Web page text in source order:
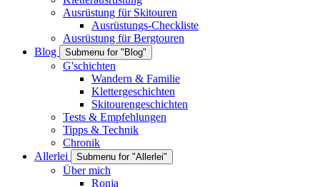
Ausrüstung für Skitouren
Ausrüstungs-Checkliste
Ausrüstung für Bergtouren
Blog
Submenu for "Blog"
G'schichten
Wandern & Familie
Klettergeschichten
Skitourengeschichten
Tests & Empfehlungen
Tipps & Technik
Chronik
Allerlei
Submenu for "Allerlei"
Über mich
Ronja